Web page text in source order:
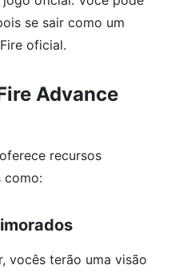
se sair como um
oficial.
Advance
recursos
como:
vocês terão uma visão